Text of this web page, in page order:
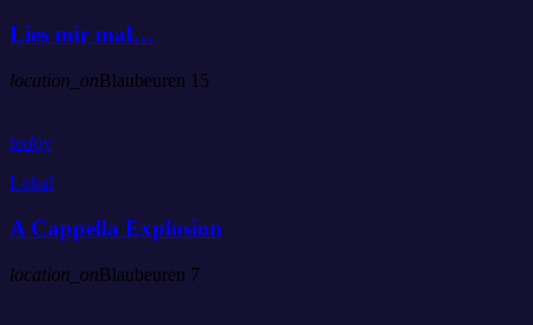
Lies mir mal…
location_onBlaubeuren 15
today
Lokal
A Cappella Explosion
location_onBlaubeuren 7